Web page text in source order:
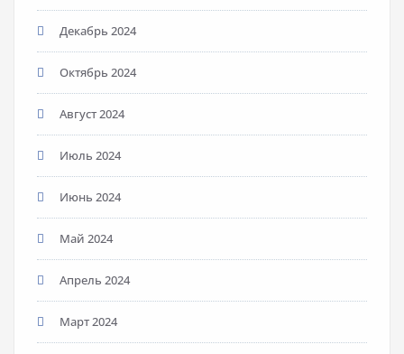
Декабрь 2024
Октябрь 2024
Август 2024
Июль 2024
Июнь 2024
Май 2024
Апрель 2024
Март 2024